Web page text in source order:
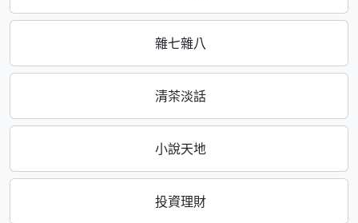
雜七雜八
清茶淡話
小說天地
投資理財